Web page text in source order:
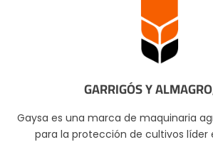
GARRIGÓS Y
Gaysa es una marca de maquinaria
para la protección de cultivos líder